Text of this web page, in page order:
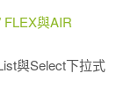
FLEX與AIR
與Select下拉式